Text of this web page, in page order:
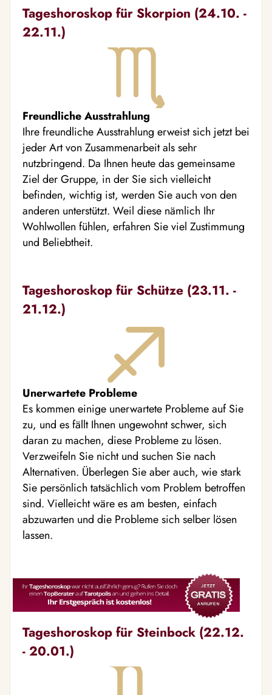
Tageshoroskop für Skorpion (24.10. -
22.11.)
Freundliche Ausstrahlung
Ihre freundliche Ausstrahlung erweist sich jetzt bei
jeder Art von Zusammenarbeit als sehr
nutzbringend. Da Ihnen heute das gemeinsame
Ziel der Gruppe, in der Sie sich vielleicht
befinden, wichtig ist, werden Sie auch von den
anderen unterstützt. Weil diese nämlich Ihr
Wohlwollen fühlen, erfahren Sie viel Zustimmung
und Beliebtheit.
Tageshoroskop für Schütze (23.11. -
21.12.)
Unerwartete Probleme
Es kommen einige unerwartete Probleme auf Sie
zu, und es fällt Ihnen ungewohnt schwer, sich
daran zu machen, diese Probleme zu lösen.
Verzweifeln Sie nicht und suchen Sie nach
Alternativen. Überlegen Sie aber auch, wie stark
Sie persönlich tatsächlich vom Problem betroffen
sind. Vielleicht wäre es am besten, einfach
abzuwarten und die Probleme sich selber lösen
lassen.
Tageshoroskop für Steinbock (22.12.
- 20.01.)